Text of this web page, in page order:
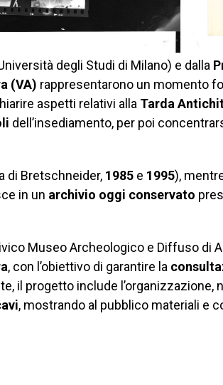
degli Studi di Milano) e dalla
(VA) rappresentarono un momento
aspetti relativi alla Tarda
dell’insediamento, per poi
di Bretschneider, 1985 e 1995),
in un archivio oggi conservato
Museo Archeologico e Diffuso di
, con l’obiettivo di garantire la
il progetto include l’organizzazione,
, mostrando al pubblico materiali e